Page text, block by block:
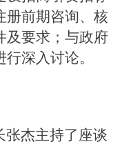
册前期咨询、核
及要求；与政府
深入讨论。
杰主持了座谈